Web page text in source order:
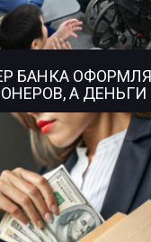
БАНКА
А ДЕНЬГИ